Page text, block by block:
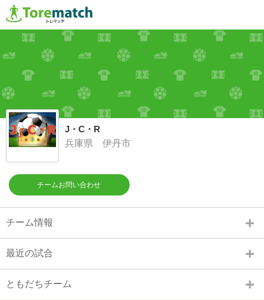
J・C・R
兵庫県 伊丹市
チームお問い合わせ
チーム情報
最近の試合
ともだちチーム